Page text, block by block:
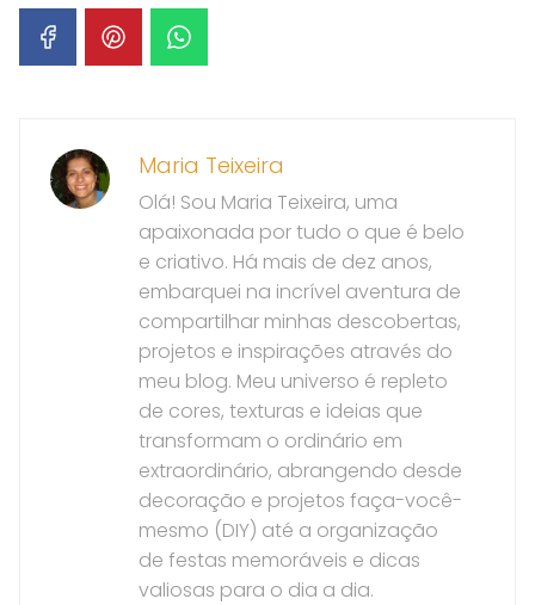
Maria Teixeira
Olá! Sou Maria Teixeira, uma
apaixonada por tudo o que é belo
e criativo. Há mais de dez anos,
embarquei na incrível aventura de
compartilhar minhas descobertas,
projetos e inspirações através do
meu blog. Meu universo é repleto
de cores, texturas e ideias que
transformam o ordinário em
extraordinário, abrangendo desde
decoração e projetos faça-você-
mesmo (DIY) até a organização
de festas memoráveis e dicas
valiosas para o dia a dia.